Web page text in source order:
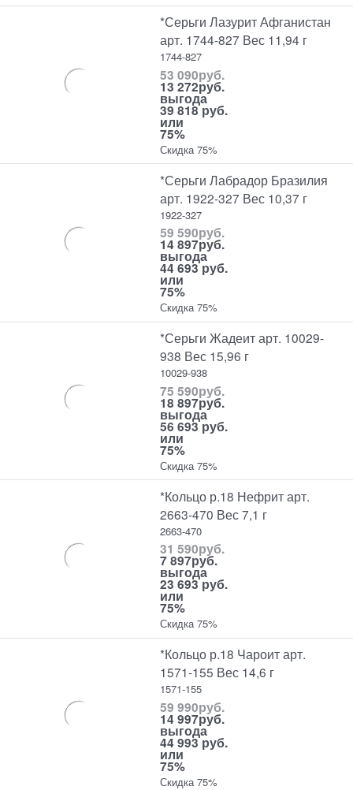
*Серьги Лазурит Афганистан
арт. 1744-827 Вес 11,94 г
1744-827
53 090руб.
13 272руб.
выгода
39 818 руб.
или
75%
Скидка 75%
*Серьги Лабрадор Бразилия
арт. 1922-327 Вес 10,37 г
1922-327
59 590руб.
14 897руб.
выгода
44 693 руб.
или
75%
Скидка 75%
*Серьги Жадеит арт. 10029-
938 Вес 15,96 г
10029-938
75 590руб.
18 897руб.
выгода
56 693 руб.
или
75%
Скидка 75%
*Кольцо р.18 Нефрит арт.
2663-470 Вес 7,1 г
2663-470
31 590руб.
7 897руб.
выгода
23 693 руб.
или
75%
Скидка 75%
*Кольцо р.18 Чароит арт.
1571-155 Вес 14,6 г
1571-155
59 990руб.
14 997руб.
выгода
44 993 руб.
или
75%
Скидка 75%